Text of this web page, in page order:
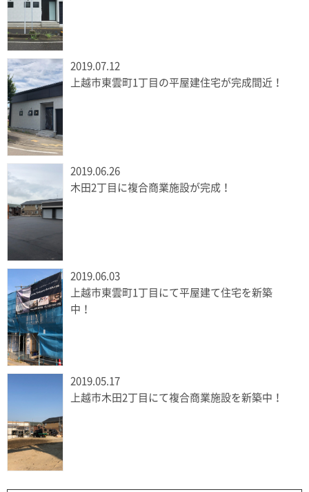
2019.07.12
上越市東雲町1丁目の平屋建住宅が完成間近！
2019.06.26
木田2丁目に複合商業施設が完成！
2019.06.03
上越市東雲町1丁目にて平屋建て住宅を新築
中！
2019.05.17
上越市木田2丁目にて複合商業施設を新築中！